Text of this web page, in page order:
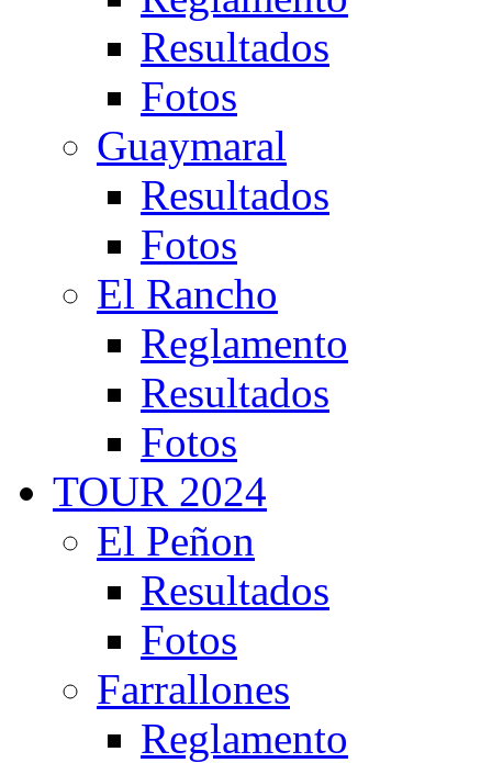
Resultados
Fotos
Guaymaral
Resultados
Fotos
El Rancho
Reglamento
Resultados
Fotos
TOUR 2024
El Peñon
Resultados
Fotos
Farrallones
Reglamento